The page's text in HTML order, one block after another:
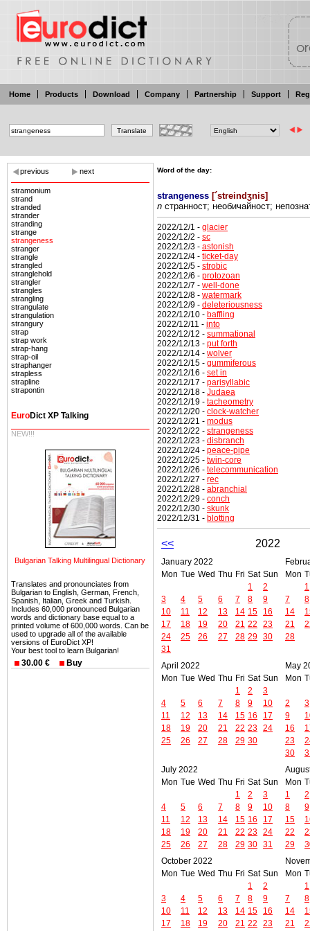
Home Products Download Company Partnership Support
previous next
stramonium
strand
stranded
strander
stranding
strange
strangeness
stranger
strangle
strangled
stranglehold
strangler
strangles
strangling
strangulate
strangulation
strangury
strap
strap work
strap-hang
strap-oil
straphanger
strapless
strapline
strapontin
EuroDict XP Talking
NEW!!!
Bulgarian Talking Multilingual Dictionary
Translates and pronounciates from
Bulgarian to English, German, French,
Spanish, Italian, Greek and Turkish.
Includes 60,000 pronounced Bulgarian
words and dictionary base equal to a
printed volume of 600,000 words. Can be
used to upgrade all of the available
versions of EuroDict XP!
Your best tool to learn Bulgarian!
30.00 € Buy
Word of the day:
strangeness [´streindʒnis]
n странност; необичайност;
2022/12/1 - glacier
2022/12/2 - sc
2022/12/3 - astonish
2022/12/4 - ticket-day
2022/12/5 - strobic
2022/12/6 - protozoan
2022/12/7 - well-done
2022/12/8 - watermark
2022/12/9 - deleteriousness
2022/12/10 - baffling
2022/12/11 - into
2022/12/12 - summational
2022/12/13 - put forth
2022/12/14 - wolver
2022/12/15 - gummiferous
2022/12/16 - set in
2022/12/17 - parisyllabic
2022/12/18 - Judaea
2022/12/19 - tacheometry
2022/12/20 - clock-watcher
2022/12/21 - modus
2022/12/22 - strangeness
2022/12/23 - disbranch
2022/12/24 - peace-pipe
2022/12/25 - twin-core
2022/12/26 - telecommunication
2022/12/27 - rec
2022/12/28 - abranchial
2022/12/29 - conch
2022/12/30 - skunk
2022/12/31 - blotting
<< 2022
January 2022
Mon Tue Wed Thu Fri Sat Sun
1
2
3
4 5 6 7 8
9
10
11 12 13 14 15
16
17
18 19 20 21 22
23
24
25 26 27 28 29 30
31
Mon
1
7
8
14
21
28
April 2022
Mon Tue Wed Thu Fri Sat Sun
1
2
3
4
5 6 7 8 9
10
11
12 13 14 15 16
17
18
19 20 21 22 23 24
25
26 27 28 29 30
May
Mon
2
3
9
16
23
30
July 2022
Mon Tue Wed Thu Fri Sat Sun
1
2
3
4
5 6 7 8 9
10
11
12 13 14 15 16
17
18
19 20 21 22 23 24
25
26 27 28 29 30 31
Mon
1
2
8
9
15
22
29
October 2022
Mon Tue Wed Thu Fri Sat Sun
1
2
3
4 5 6 7 8
9
10
11 12 13 14 15
16
17
18 19 20 21 22
23
Mon
1
7
8
14
21